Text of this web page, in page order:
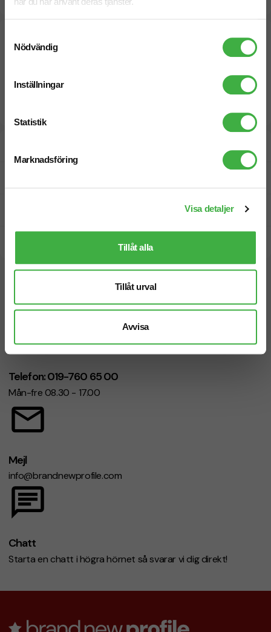
Nödvändig
Inställningar
Statistik
Marknadsföring
Visa detaljer
Tillåt alla
Tillåt urval
Avvisa
Vi hjälper dig gärna!
Telefon: 019-760 65 00
Mån-fre 08.30 - 17.00
Mejl
info@brandnewprofile.com
Chatt
Starta en chatt i högra hörnet så svarar vi dig direkt!